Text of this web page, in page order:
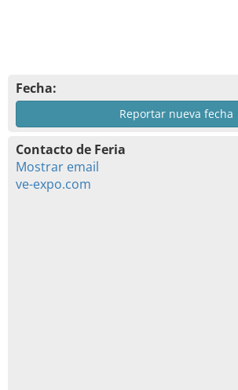
Fecha:
Reportar nueva fecha
Contacto de Feria
Mostrar email
ve-expo.com